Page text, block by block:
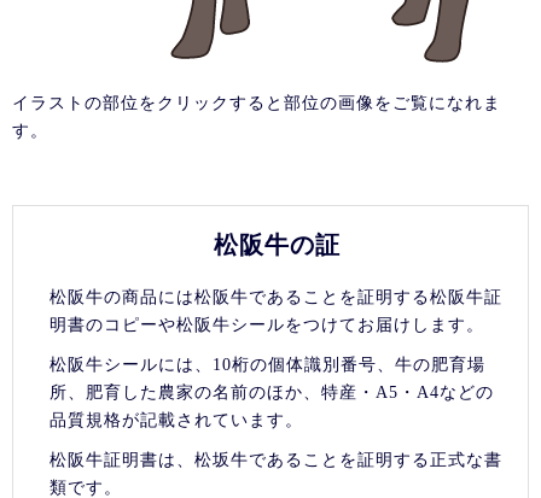
イラストの部位をクリックすると部位の画像をご覧になれま
す。
松阪牛の証
松阪牛の商品には松阪牛であることを証明する松阪牛証
明書のコピーや松阪牛シールをつけてお届けします。
松阪牛シールには、10桁の個体識別番号、牛の肥育場
所、肥育した農家の名前のほか、特産・A5・A4などの
品質規格が記載されています。
松阪牛証明書は、松坂牛であることを証明する正式な書
類です。